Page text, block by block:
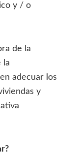
y / o
de la
la
adecuar los
y